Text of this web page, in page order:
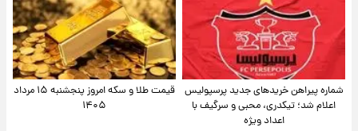
شماره پیراهن خریدهای جدید پرسپولیس
اعلام شد؛ تیکدری، محبی و سرگیف با
اعداد ویژه
قیمت طلا و سکه امروز پنجشنبه ۱۵ مرداد
۱۴۰۵